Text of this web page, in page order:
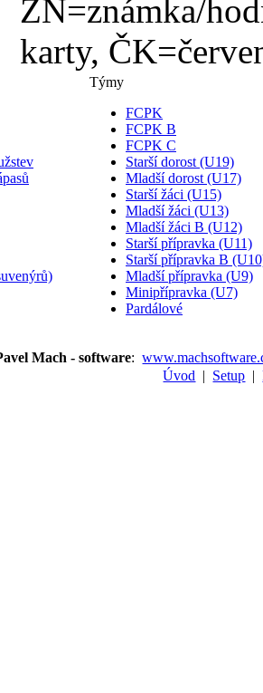
ZN=známka/
karty,
Týmy
FCPK
FCPK B
FCPK C
Starší dorost (U19)
Mladší dorost (U17)
Starší žáci (U15)
Mladší žáci (U13)
Mladší žáci B (U12)
Starší přípravka (U11)
Starší přípravka B
Mladší přípravka (U9)
Minipřípravka (U7)
Pardálové
Mach - software:
Úvod | Setup |